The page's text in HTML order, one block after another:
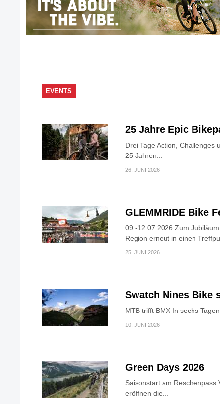
EVENTS
25 Jahre Epic
Drei Tage Action, Challenges
25 Jahren...
26. JUNI 2026
GLEMMRIDE Bike
09.-12.07.2026 Zum
Region erneut in einen
25. JUNI 2026
Swatch Nines Bike
MTB trifft BMX In sechs
10. JUNI 2026
Green Days 2026
Saisonstart am Reschenpass
eröffnen die...